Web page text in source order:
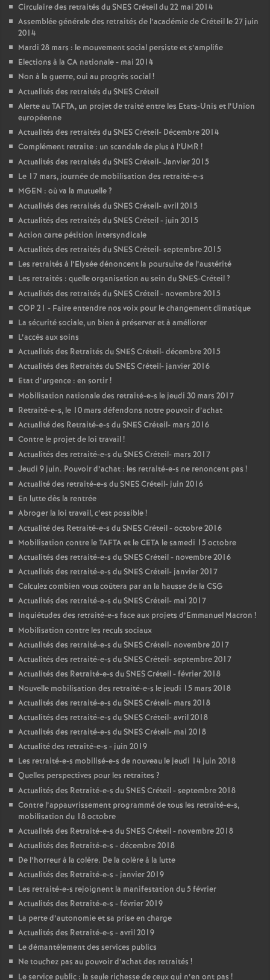
Circulaire des retraités duSNESCréteil du 22 mai 2014
Assemblée générale des retraités de l’académie de Créteil le 27 juin
2014
Mardi 28 mars : le mouvement social persiste et s’amplifie
Elections à la CA nationale - mai 2014
Non à la guerre, oui au progrès social!
Actualités des retraités duSNESCréteil
Alerte auTAFTA, un projet de traité entre les Etats-Unis et l’Union
européenne
Actualités des retraités duSNESCréteil- Décembre 2014
Complément retraite : un scandale de plus à l’UMR !
Actualités des retraités duSNESCréteil- Janvier 2015
Le 17 mars, journée de mobilisation des retraité-e-s
MGEN : où va la mutuelle?
Actualités des retraités duSNESCréteil- avril 2015
Actualités des retraités duSNESCréteil - juin 2015
Action carte pétition intersyndicale
Actualités des retraités duSNESCréteil- septembre 2015
Les retraités à l’Elysée dénoncent la poursuite de l’austérité
Les retraités : quelle organisation au sein duSNES-Créteil?
Actualités des retraités duSNESCréteil - novembre 2015
COP21 - Faire entendre nos voix pour le changement climatique
La sécurité sociale, un bien à préserver et à améliorer
L’accès aux soins
Actualités des Retraités duSNESCréteil- décembre 2015
Actualités des Retraités duSNESCréteil- janvier 2016
Etat d’urgence : en sortir!
Mobilisation nationale des retraité-e-s le jeudi 30 mars 2017
Retraité-e-s, le 10 mars défendons notre pouvoir d’achat
Actualité des Retraité-e-s duSNESCréteil- mars 2016
Contre le projet de loi travail!
Actualités des retraité-e-s duSNESCréteil- mars 2017
Jeudi 9 juin. Pouvoir d’achat : les retraité-e-s ne renoncent pas !
Actualité des retraité-e-s duSNESCréteil- juin 2016
En lutte dès la rentrée
Abroger la loi travail, c’est possible!
Actualité des Retraité-e-s duSNESCréteil - octobre 2016
Mobilisation contre leTAFTAet leCETA le samedi 15 octobre
Actualités des retraité-e-s duSNESCréteil - novembre 2016
Actualités des retraité-e-s duSNESCréteil- janvier 2017
Calculez combien vous coûtera par an la hausse de la CSG
Actualités des retraité-e-s duSNESCréteil- mai 2017
Inquiétudes des retraité-e-s face aux projets d’Emmanuel Macron !
Mobilisation contre les reculs sociaux
Actualités des retraité-e-s duSNESCréteil- novembre 2017
Actualités des retraité-e-s duSNESCréteil- septembre 2017
Actualités des Retraité-e-s duSNESCréteil - février 2018
Nouvelle mobilisation des retraité-e-s le jeudi 15 mars 2018
Actualités des retraité-e-s duSNESCréteil- mars 2018
Actualités des retraité-e-s duSNESCréteil- avril 2018
Actualités des retraité-e-s duSNESCréteil- mai 2018
Actualité des retraité-e-s - juin 2019
Les retraité-e-s mobilisé-e-s de nouveau le jeudi 14 juin 2018
Quelles perspectives pour les retraites ?
Actualités des Retraité-e-s duSNESCréteil - septembre 2018
Contre l’appauvrissement programmé de tous les retraité-e-s,
mobilisation du 18 octobre
Actualités des Retraité-e-s duSNESCréteil - novembre 2018
Actualités des Retraité-e-s - décembre 2018
De l’horreur à la colère. De la colère à la lutte
Actualités des Retraité-e-s - janvier 2019
Les retraité-e-s rejoignent la manifestation du 5 février
Actualités des Retraité-e-s - février 2019
La perte d’autonomie et sa prise en charge
Actualités des Retraité-e-s - avril 2019
Le démantèlement des services publics
Ne touchez pas au pouvoir d’achat des retraités !
Le service public : la seule richesse de ceux qui n’en ont pas !